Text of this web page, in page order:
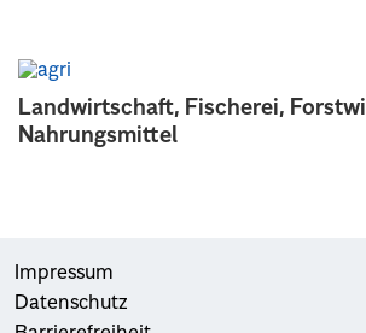
Landwirtschaft, Fischerei,
Nahrungsmittel
Impressum
Datenschutz